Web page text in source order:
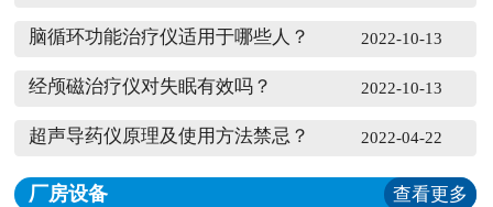
2022-10-13
脑循环功能治疗仪适用于哪些人？
2022-10-13
经颅磁治疗仪对失眠有效吗？
2022-04-22
超声导药仪原理及使用方法禁忌？
厂房设备 查看更多